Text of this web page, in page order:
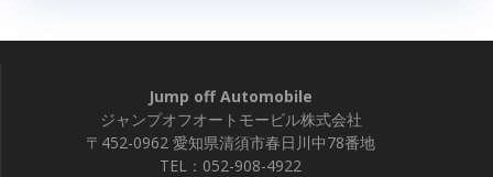
Jump off Automobile
ジャンプオフオートモービル株式会社
〒452-0962 愛知県清須市春日川中78番地
TEL：052-908-4922